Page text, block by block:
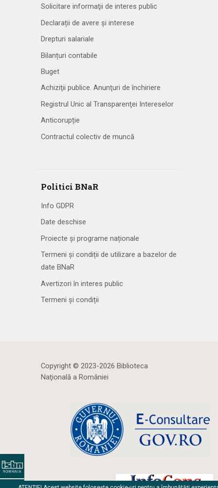
Solicitare informaţii de interes public
Declarații de avere și interese
Drepturi salariale
Bilanțuri contabile
Buget
Achiziţii publice. Anunţuri de închiriere
Registrul Unic al Transparenţei Intereselor
Anticorupție
Contractul colectiv de muncă
Politici BNaR
Info GDPR
Date deschise
Proiecte și programe naționale
Termeni și condiții de utilizare a bazelor de
date BNaR
Avertizori în interes public
Termeni și condiții
Copyright © 2023-2026 Biblioteca
Naţională a României